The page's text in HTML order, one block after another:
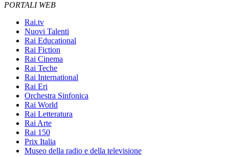
PORTALI WEB
Rai.tv
Nuovi Talenti
Rai Educational
Rai Fiction
Rai Cinema
Rai Teche
Rai International
Rai Eri
Orchestra Sinfonica
Rai World
Rai Letteratura
Rai Arte
Rai 150
Prix Italia
Museo della radio e della televisione